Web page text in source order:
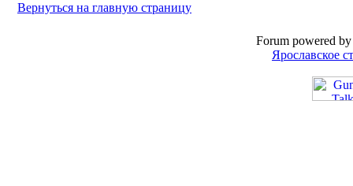
Вернуться на главную страницу
Forum powered
Ярославское